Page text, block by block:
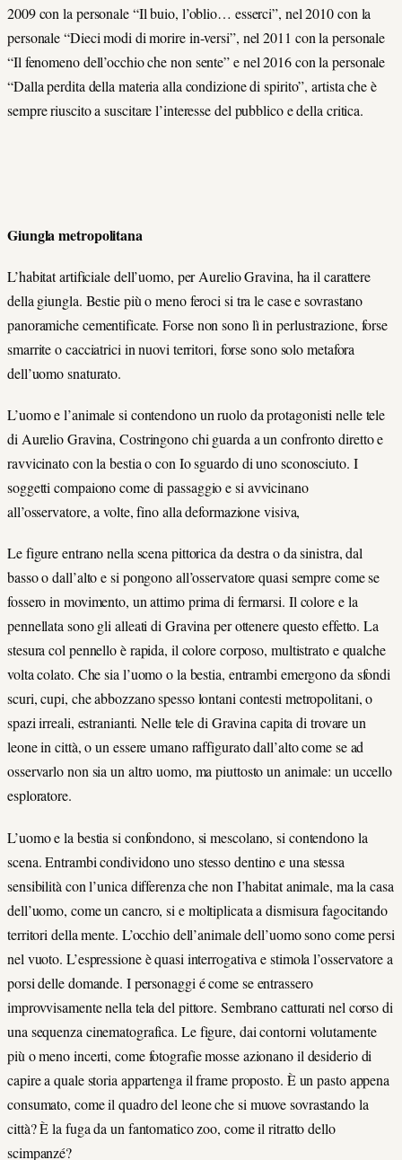
2009 con la personale “Il buio, l’oblio… esserci”, nel 2010 con la
personale “Dieci modi di morire in-versi”, nel 2011 con la personale
“Il fenomeno dell’occhio che non sente” e nel 2016 con la personale
“Dalla perdita della materia alla condizione di spirito”, artista che è
sempre riuscito a suscitare l’interesse del pubblico e della critica.
Giungla metropolitana
L’habitat artificiale dell’uomo, per Aurelio Gravina, ha il carattere
della giungla. Bestie più o meno feroci si tra le case e sovrastano
panoramiche cementificate. Forse non sono lì in perlustrazione, forse
smarrite o cacciatrici in nuovi territori, forse sono solo metafora
dell’uomo snaturato.
L’uomo e l’animale si contendono un ruolo da protagonisti nelle tele
di Aurelio Gravina, Costringono chi guarda a un confronto diretto e
ravvicinato con la bestia o con Io sguardo di uno sconosciuto. I
soggetti compaiono come di passaggio e si avvicinano
all’osservatore, a volte, fino alla deformazione visiva,
Le figure entrano nella scena pittorica da destra o da sinistra, dal
basso o dall’alto e si pongono all’osservatore quasi sempre come se
fossero in movimento, un attimo prima di fermarsi. Il colore e la
pennellata sono gli alleati di Gravina per ottenere questo effetto. La
stesura col pennello è rapida, il colore corposo, multistrato e qualche
volta colato. Che sia l’uomo o la bestia, entrambi emergono da sfondi
scuri, cupi, che abbozzano spesso lontani contesti metropolitani, o
spazi irreali, estranianti. Nelle tele di Gravina capita di trovare un
leone in città, o un essere umano raffigurato dall’alto come se ad
osservarlo non sia un altro uomo, ma piuttosto un animale: un uccello
esploratore.
L’uomo e la bestia si confondono, si mescolano, si contendono la
scena. Entrambi condividono uno stesso dentino e una stessa
sensibilità con l’unica differenza che non I’habitat animale, ma la casa
dell’uomo, come un cancro, si e moltiplicata a dismisura fagocitando
territori della mente. L’occhio dell’animale dell’uomo sono come persi
nel vuoto. L’espressione è quasi interrogativa e stimola l’osservatore a
porsi delle domande. I personaggi é come se entrassero
improvvisamente nella tela del pittore. Sembrano catturati nel corso di
una sequenza cinematografica. Le figure, dai contorni volutamente
più o meno incerti, come fotografie mosse azionano il desiderio di
capire a quale storia appartenga il frame proposto. È un pasto appena
consumato, come il quadro del leone che si muove sovrastando la
città? È la fuga da un fantomatico zoo, come il ritratto dello
scimpanzé?